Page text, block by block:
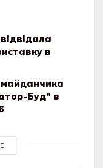
в
майданчика
Буд” в